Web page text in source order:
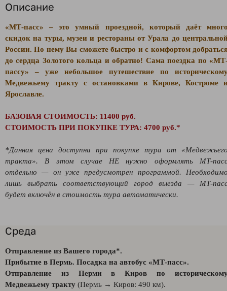
Описание
«МТ-пасс» – это умный проездной, который даёт
скидок на туры, музеи и рестораны от Урала до
России. По нему Вы сможете быстро и с комфортом
до сердца Золотого кольца и обратно! Сама поездка по «
пассу» – уже небольшое путешествие по
Медвежьему тракту с остановками в Кирове, Костроме
Ярославле.
БАЗОВАЯ СТОИМОСТЬ: 11400 руб.
СТОИМОСТЬ ПРИ ПОКУПКЕ ТУРА: 4700 руб.*
*Данная цена доступна при покупке тура от
тракта». В этом случае НЕ нужно оформлять МТ-
отдельно — он уже предусмотрен программой.
лишь выбрать соответствующий город выезда — МТ-
будет включён в стоимость тура автоматически.
Среда
Отправление из Вашего города*.
Прибытие в Пермь. Посадка на автобус «МТ-пасс».
Отправление из Перми в Киров по
Медвежьему тракту (Пермь → Киров: 490 км).